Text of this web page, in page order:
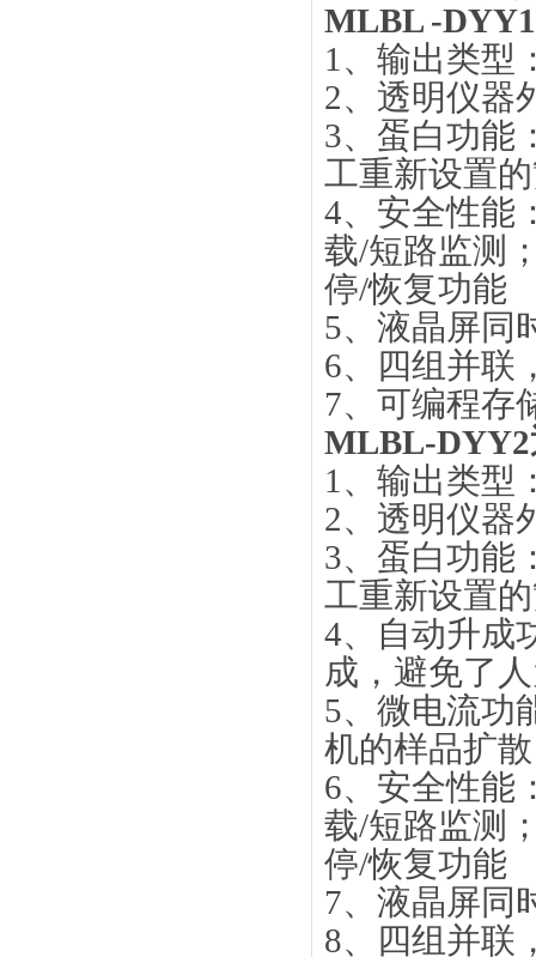
MLBL -
1、输出类型
2、透明仪器
3、蛋白功能
工重新设置
4、安全性能
载/短路监测
停/恢复功能
5、液晶屏同
6、四组并联
7、可编程存
MLBL-DYY2
1、输出类型
2、透明仪器
3、蛋白功能
工重新设置
4、自动升成
成，避免了
5、微电流功
机的样品扩
6、安全性能
载/短路监测
停/恢复功能
7、液晶屏同
8、四组并联